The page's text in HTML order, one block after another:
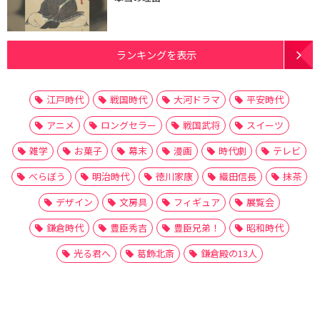
ランキングを表示
江戸時代 戦国時代 大河ドラマ
平安時代
アニメ
ロングセラー 戦国武将
スイーツ
雑学
お菓子 幕末 漫画 時代劇
テレビ
べらぼう
明治時代 徳川家康 織田信長
抹茶
デザイン
文房具 フィギュア
展覧会
鎌倉時代
豊臣秀吉 豊臣兄弟！
昭和時代
光る君へ
葛飾北斎 鎌倉殿の13人